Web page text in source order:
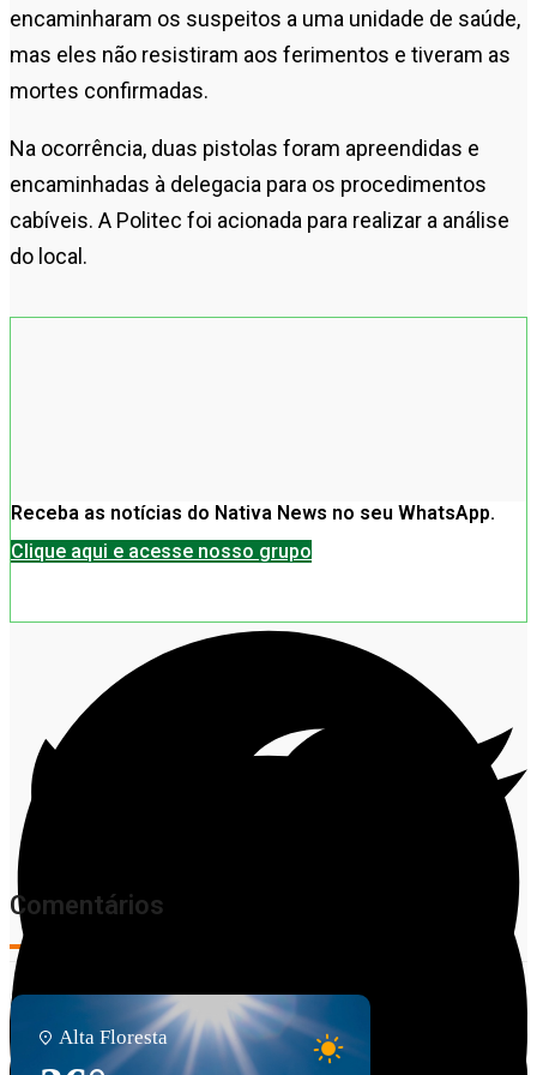
encaminharam os suspeitos a uma unidade de saúde,
mas eles não resistiram aos ferimentos e tiveram as
mortes confirmadas.
Na ocorrência, duas pistolas foram apreendidas e
encaminhadas à delegacia para os procedimentos
cabíveis. A Politec foi acionada para realizar a análise
do local.
Receba as notícias do Nativa News no seu WhatsApp.
Clique aqui e acesse nosso grupo
Comentários
Alta Floresta